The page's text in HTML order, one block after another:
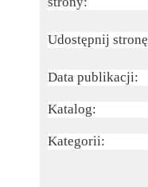
Udostępnij stronę
Data publikacji:
Katalog:
Kategorii: